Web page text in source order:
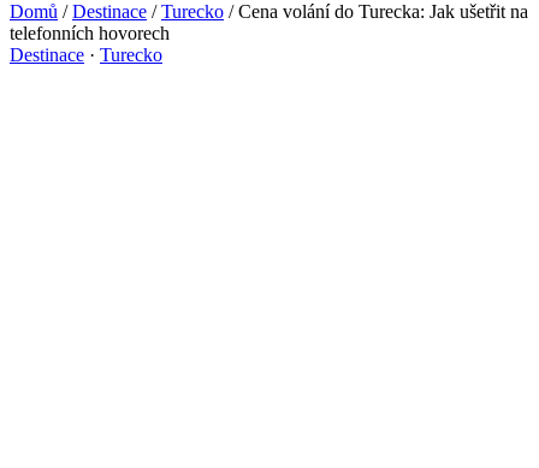
Domů / Destinace / Turecko / Cena volání do Turecka: Jak ušetřit na
telefonních hovorech
Destinace · Turecko